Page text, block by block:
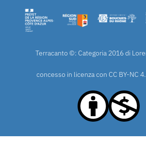
Terracanto ©: Categoria 2016 di
concesso in licenza con CC BY-NC